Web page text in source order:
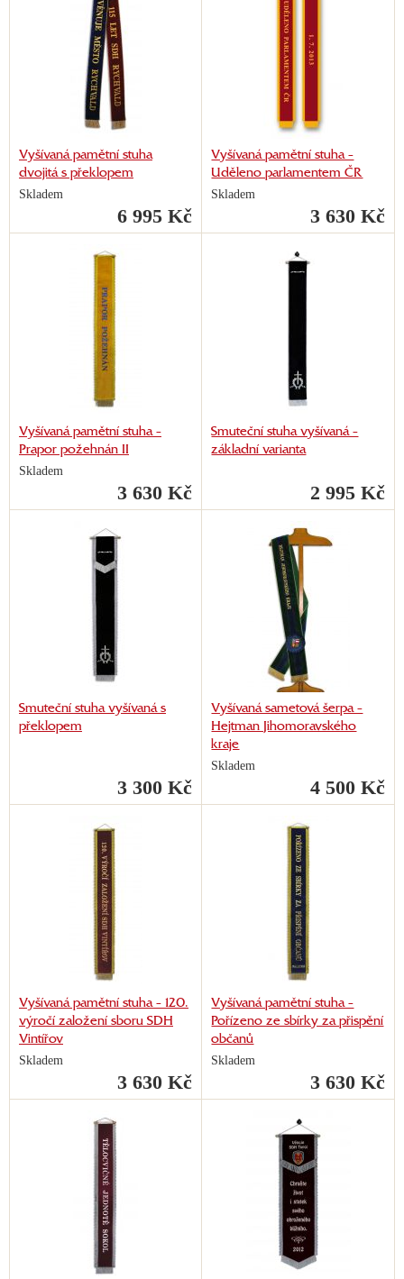
Vyšívaná pamětní stuha
dvojitá s překlopem
Skladem
6 995 Kč
Vyšívaná pamětní stuha -
Uděleno parlamentem ČR
Skladem
3 630 Kč
Vyšívaná pamětní stuha -
Prapor požehnán II
Skladem
3 630 Kč
Smuteční stuha vyšívaná -
základní varianta
2 995 Kč
Smuteční stuha vyšívaná s
překlopem
3 300 Kč
Vyšívaná sametová šerpa -
Hejtman Jihomoravského
kraje
Skladem
4 500 Kč
Vyšívaná pamětní stuha - 120.
výročí založení sboru SDH
Vintířov
Skladem
3 630 Kč
Vyšívaná pamětní stuha -
Pořízeno ze sbírky za přispění
občanů
Skladem
3 630 Kč